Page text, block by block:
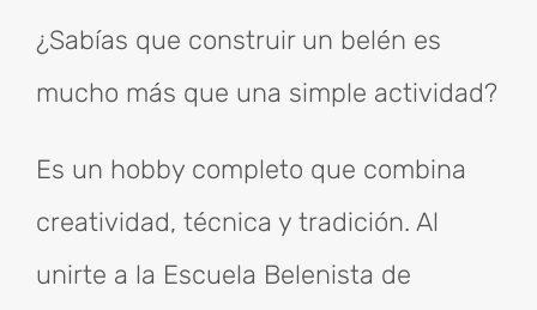
¿Sabías que construir un belén es
mucho más que una simple actividad?
Es un hobby completo que combina
creatividad, técnica y tradición. Al
unirte a la Escuela Belenista de